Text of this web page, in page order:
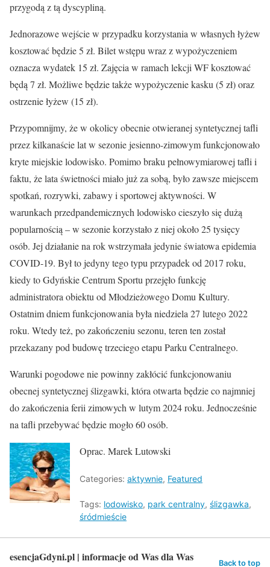
przygodą z tą dyscypliną.
Jednorazowe wejście w przypadku korzystania w własnych łyżew
kosztować będzie 5 zł. Bilet wstępu wraz z wypożyczeniem
oznacza wydatek 15 zł. Zajęcia w ramach lekcji WF kosztować
będą 7 zł. Możliwe będzie także wypożyczenie kasku (5 zł) oraz
ostrzenie łyżew (15 zł).
Przypomnijmy, że w okolicy obecnie otwieranej syntetycznej tafli
przez kilkanaście lat w sezonie jesienno-zimowym funkcjonowało
kryte miejskie lodowisko. Pomimo braku pełnowymiarowej tafli i
faktu, że lata świetności miało już za sobą, było zawsze miejscem
spotkań, rozrywki, zabawy i sportowej aktywności. W
warunkach przedpandemicznych lodowisko cieszyło się dużą
popularnością – w sezonie korzystało z niej około 25 tysięcy
osób. Jej działanie na rok wstrzymała jedynie światowa epidemia
COVID-19. Był to jedyny tego typu przypadek od 2017 roku,
kiedy to Gdyńskie Centrum Sportu przejęło funkcję
administratora obiektu od Młodzieżowego Domu Kultury.
Ostatnim dniem funkcjonowania była niedziela 27 lutego 2022
roku. Wtedy też, po zakończeniu sezonu, teren ten został
przekazany pod budowę trzeciego etapu Parku Centralnego.
Warunki pogodowe nie powinny zakłócić funkcjonowaniu
obecnej syntetycznej ślizgawki, która otwarta będzie co najmniej
do zakończenia ferii zimowych w lutym 2024 roku. Jednocześnie
na tafli przebywać będzie mogło 60 osób.
Oprac. Marek Lutowski
Categories: aktywnie, Featured
Tags: lodowisko, park centralny, ślizgawka,
śródmieście
esencjaGdyni.pl | informacje od Was dla Was Back to top